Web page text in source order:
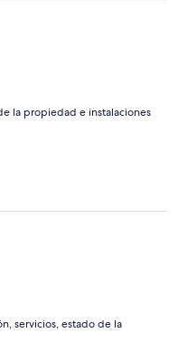
la propiedad e instalaciones
servicios, estado de la